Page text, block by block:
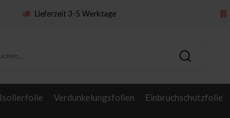
Lieferzeit 3-5 Werktage
Isolierfolie Verdunkelungsfolien Einbruchschutzfolie